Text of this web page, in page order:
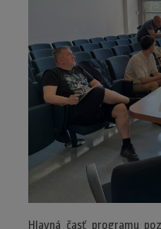
Hlavná časť programu